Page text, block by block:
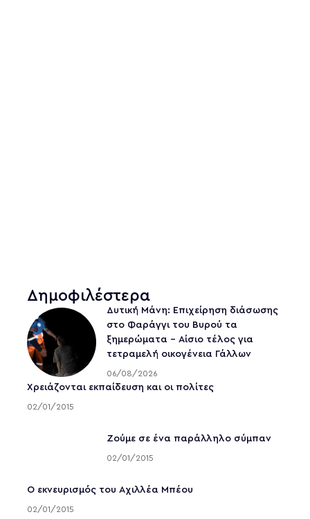
Δημοφιλέστερα
Δυτική Μάνη: Επιχείρηση διάσωσης
στο Φαράγγι του Βυρού τα
ξημερώματα – Αίσιο τέλος για
τετραμελή οικογένεια Γάλλων
06/08/2026
Χρειάζονται εκπαίδευση και οι πολίτες
02/01/2015
Ζούμε σε ένα παράλληλο σύμπαν
02/01/2015
Ο εκνευρισμός του Αχιλλέα Μπέου
02/01/2015